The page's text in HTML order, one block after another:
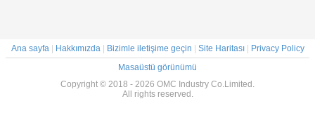
Ana sayfa| Hakkımızda| Bizimle iletişime geçin Site Haritası|
Privacy Policy
Masaüstü görünümü
Copyright © 2018 - 2026 OMC Industry Co.Limited.
All rights reserved.